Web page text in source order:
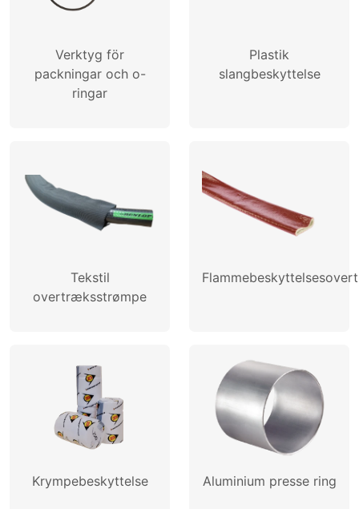
Verktyg för
packningar och o-
ringar
Plastik
slangbeskyttelse
Tekstil
overtræksstrømpe
Krympebeskyttelse Aluminium presse ring